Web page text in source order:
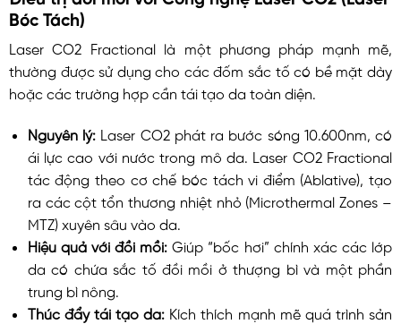
Bóc Tách)
Laser CO2 Fractional là một phương pháp mạnh mẽ,
thường được sử dụng cho các đốm sắc tố có bề mặt dày
hoặc các trường hợp cần tái tạo da toàn diện.
Nguyên lý: Laser CO2 phát ra bước sóng 10.600nm, có
ái lực cao với nước trong mô da. Laser CO2 Fractional
tác động theo cơ chế bóc tách vi điểm (Ablative), tạo
ra các cột tổn thương nhiệt nhỏ (Microthermal Zones –
MTZ) xuyên sâu vào da.
Hiệu quả với đồi mồi:Giúp “bốc hơi” chính xác các lớp
da có chứa sắc tố đồi mồi ở thượng bì và một phần
trung bì nông.
Thúc đẩy tái tạo da: Kích thích mạnh mẽ quá trình sản